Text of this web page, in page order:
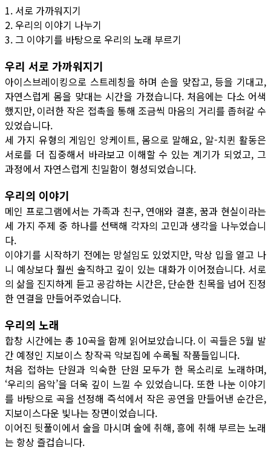
1. 서로 가까워지기
2. 우리의 이야기 나누기
3. 그 이야기를 바탕으로 우리의 노래 부르기
우리 서로 가까워지기
아이스브레이킹으로 스트레칭을 하며 손을 맞잡고, 등을 기대고,
자연스럽게 몸을 맞대는 시간을 가졌습니다. 처음에는 다소 어색
했지만, 이러한 작은 접촉을 통해 조금씩 마음의 거리를 좁혀갈 수
있었습니다.
세 가지 유형의 게임인 앙케이트, 몸으로 말해요, 알-치퀸 활동은
서로를 더 집중해서 바라보고 이해할 수 있는 계기가 되었고, 그
과정에서 자연스럽게 친밀함이 형성되었습니다.
우리의 이야기
메인 프로그램에서는 가족과 친구, 연애와 결혼, 꿈과 현실이라는
세 가지 주제 중 하나를 선택해 각자의 고민과 생각을 나누었습니
다.
이야기를 시작하기 전에는 망설임도 있었지만, 막상 입을 열고 나
니 예상보다 훨씬 솔직하고 깊이 있는 대화가 이어졌습니다. 서로
의 삶을 진지하게 듣고 공감하는 시간은, 단순한 친목을 넘어 진정
한 연결을 만들어주었습니다.
우리의 노래
합창 시간에는 총 10곡을 함께 읽어보았습니다. 이 곡들은 5월 발
간 예정인 지보이스 창작곡 악보집에 수록될 작품들입니다.
처음 접하는 단원과 익숙한 단원 모두가 한 목소리로 노래하며,
‘우리의 음악’을 더욱 깊이 느낄 수 있었습니다. 또한 나눈 이야기
를 바탕으로 곡을 선정해 즉석에서 작은 공연을 만들어낸 순간은,
지보이스다운 빛나는 장면이었습니다.
이어진 뒷풀이에서 술을 마시며 술에 취해, 흥에 취해 부르는 노래
는 항상 즐겁습니다.